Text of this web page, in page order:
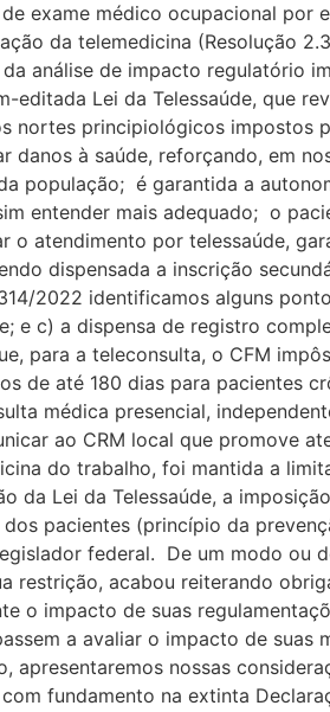
exame médico ocupacional
da telemedicina (Resolução
análise de impacto regulatório
Lei da Telessaúde, que
nortes principiológicos impostos
danos à saúde, reforçando, em
população; é garantida a
entender mais adequado; o
o atendimento por telessaúde,
dispensada a inscrição
2022 identificamos alguns
e c) a dispensa de registro
para a teleconsulta, o CFM
de até 180 dias para pacientes
médica presencial,
ao CRM local que promove
do trabalho, foi mantida a
Lei da Telessaúde, a
pacientes (princípio da
federal. De um modo ou
restrição, acabou reiterando
o impacto de suas
a avaliar o impacto de
nossas
fundamento na extinta